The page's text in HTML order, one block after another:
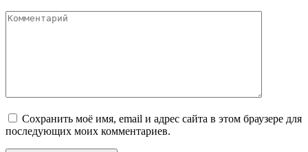
Комментарий
Сохранить моё имя, email и адрес сайта в этом браузере для
последующих моих комментариев.